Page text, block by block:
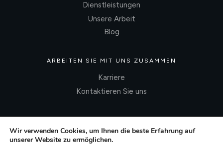
Dienstleistungen
Unsere Arbeit
Blog
ARBEITEN SIE MIT UNS ZUSAMMEN
Karriere
Kontaktieren Sie uns
Wir verwenden Cookies, um Ihnen die beste Erfahrung auf
unserer Website zu ermöglichen.